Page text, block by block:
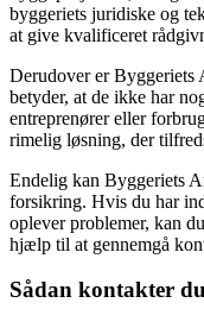
byggeriets juridiske og
at give kvalificeret
Derudover er
betyder, at de ikke har
entreprenører eller
rimelig løsning, der
Endelig kan Byggeriets
forsikring. Hvis du har
oplever problemer, kan
hjælp til at gennemgå
Sådan kontakter